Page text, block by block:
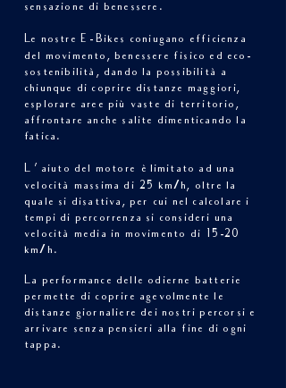
sensazione di benessere.
Le nostre E -Bikes coniugano efficienza
del movimento, benessere fisico ed eco-
sostenibilità, dando la possibilità a
chiunque di coprire distanze maggiori,
esplorare aree più vaste di territorio,
affrontare anche salite dimenticando la
fatica.
L ’ aiuto del motore è limitato ad una
velocità massima di 25 km/h, oltre la
quale si disattiva, per cui nel calcolare i
tempi di percorrenza si consideri una
velocità media in movimento di 15-20
km/h.
La performance delle odierne batterie
permette di coprire agevolmente le
distanze giornaliere dei nostri percorsi e
arrivare senza pensieri alla fine di ogni
tappa.